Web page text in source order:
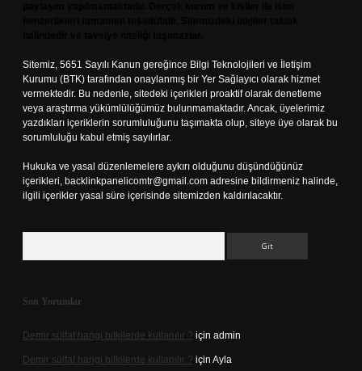
Sitemiz, 5651 Sayılı Kanun gereğince Bilgi Teknolojileri ve İletişim
Kurumu (BTK) tarafından onaylanmış bir Yer Sağlayıcı olarak hizmet
vermektedir. Bu nedenle, sitedeki içerikleri proaktif olarak denetleme
veya araştırma yükümlülüğümüz bulunmamaktadır. Ancak, üyelerimiz
yazdıkları içeriklerin sorumluluğunu taşımakta olup, siteye üye olarak bu
sorumluluğu kabul etmiş sayılırlar.
Hukuka ve yasal düzenlemelere aykırı olduğunu düşündüğünüz
içerikleri, backlinkpanelicomtr@gmail.com adresine bildirmeniz halinde,
ilgili içerikler yasal süre içerisinde sitemizden kaldırılacaktır.
Son Yorumlar
Demir sülfat hangi bitkilerde kullanılır ? için admin
Demir sülfat hangi bitkilerde kullanılır ? için Ayla